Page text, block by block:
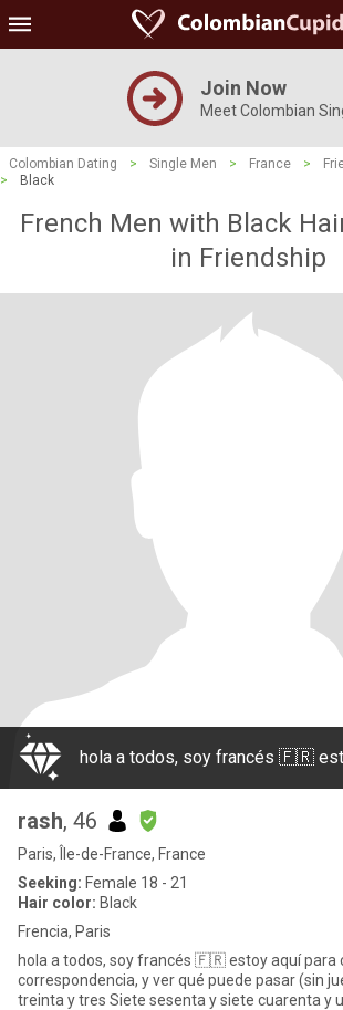
Join Now
Meet Colombian
Colombian Dating > Single Men > France >
>
Black
French Men with Black
in Friendship
rash, 46
Paris, Île-de-France, France
Seeking: Female 18 - 21
Hair color: Black
Frencia, Paris
hola a todos, soy francés 🇫🇷 estoy aquí para crear amistad y
correspondencia, y ver qué puede pasar (sin
treinta y tres Siete sesenta y siete cuarenta y uno treinta y seis